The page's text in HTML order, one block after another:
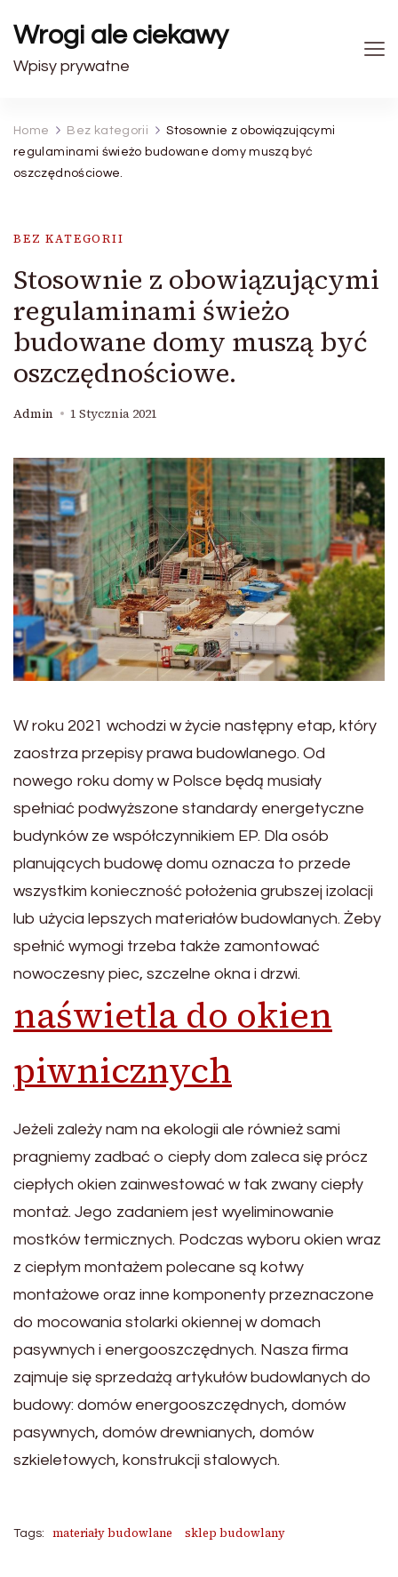
Wrogi ale ciekawy
Wpisy prywatne
Home Bez kategorii
Stosownie z obowiązującymi
regulaminami świeżo budowane domy muszą być
oszczędnościowe.
BEZ KATEGORII
Stosownie z obowiązującymi
regulaminami świeżo
budowane domy muszą być
oszczędnościowe.
Admin 1 Stycznia 2021
W roku 2021 wchodzi w życie następny etap, który
zaostrza przepisy prawa budowlanego. Od
nowego roku domy w Polsce będą musiały
spełniać podwyższone standardy energetyczne
budynków ze współczynnikiem EP. Dla osób
planujących budowę domu oznacza to przede
wszystkim konieczność położenia grubszej izolacji
lub użycia lepszych materiałów budowlanych. Żeby
spełnić wymogi trzeba także zamontować
nowoczesny piec, szczelne okna i drzwi.
naświetla do okien
piwnicznych
Jeżeli zależy nam na ekologii ale również sami
pragniemy zadbać o ciepły dom zaleca się prócz
ciepłych okien zainwestować w tak zwany ciepły
montaż. Jego zadaniem jest wyeliminowanie
mostków termicznych. Podczas wyboru okien wraz
z ciepłym montażem polecane są kotwy
montażowe oraz inne komponenty przeznaczone
do mocowania stolarki okiennej w domach
pasywnych i energooszczędnych. Nasza firma
zajmuje się sprzedażą artykułów budowlanych do
budowy: domów energooszczędnych, domów
pasywnych, domów drewnianych, domów
szkieletowych, konstrukcji stalowych.
Tags: materiały budowlane sklep budowlany